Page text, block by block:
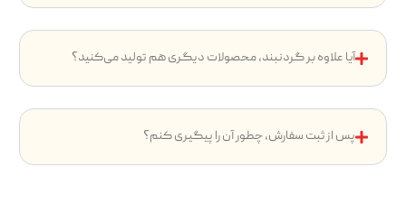
آیا علاوه بر گردنبند، محصولات دیگری هم تولید می‌کنید؟
پس از ثبت سفارش، چطور آن را پیگیری کنم؟